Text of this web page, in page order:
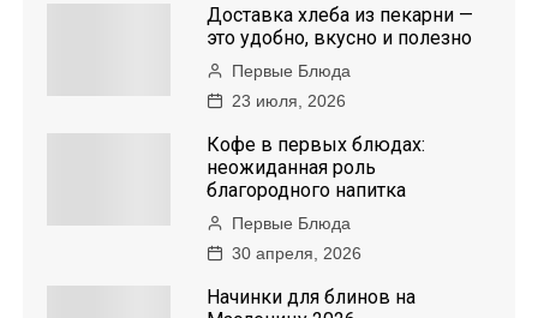
Доставка хлеба из пекарни —
это удобно, вкусно и полезно
Первые Блюда
23 июля, 2026
Кофе в первых блюдах:
неожиданная роль
благородного напитка
Первые Блюда
30 апреля, 2026
Начинки для блинов на